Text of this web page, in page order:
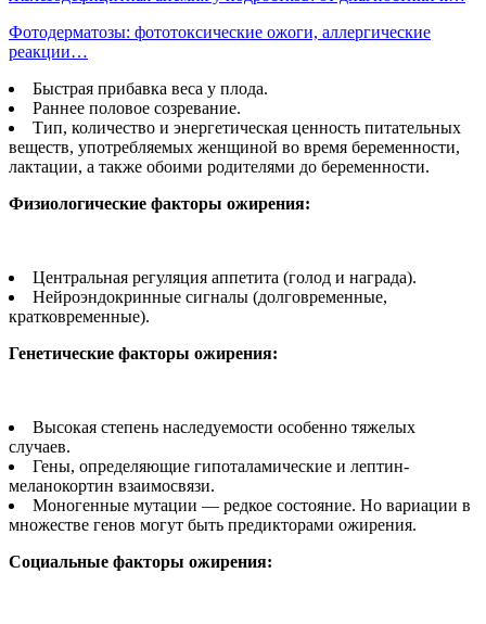
Фотодерматозы: фототоксические ожоги, аллергические
реакции…
Быстрая прибавка веса у плода.
Раннее половое созревание.
Тип, количество и энергетическая ценность питательных
веществ, употребляемых женщиной во время беременности,
лактации, а также обоими родителями до беременности.
Физиологические факторы ожирения:
Центральная регуляция аппетита (голод и награда).
Нейроэндокринные сигналы (долговременные,
кратковременные).
Генетические факторы ожирения:
Высокая степень наследуемости особенно тяжелых
случаев.
Гены, определяющие гипоталамические и лептин-
меланокортин взаимосвязи.
Моногенные мутации — редкое состояние. Но вариации в
множестве генов могут быть предикторами ожирения.
Социальные факторы ожирения: